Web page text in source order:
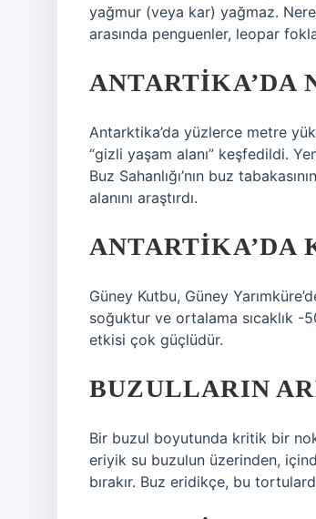
yağmur (veya kar) yağmaz.
arasında penguenler, leopar
ANTARTIKA’DA
Antarktika’da yüzlerce metre
“gizli yaşam alanı” keşfedildi.
Buz Sahanlığı’nın buz
alanını araştırdı.
ANTARTIKA’DA
Güney Kutbu, Güney
soğuktur ve ortalama sıcaklık -
etkisi çok güçlüdür.
BUZULLARIN
Bir buzul boyutunda kritik bir
eriyik su buzulun üzerinden,
bırakır. Buz eridikçe, bu